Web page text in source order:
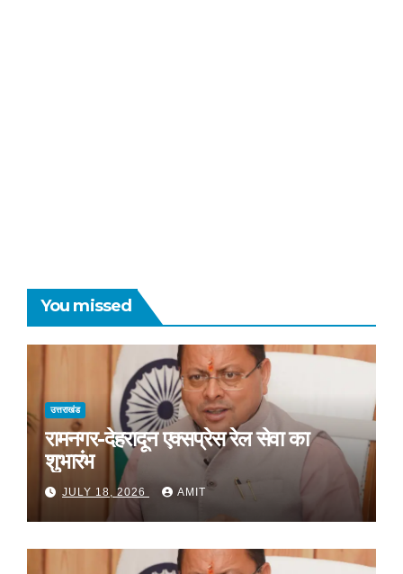
You missed
उत्तराखंड
रामनगर-देहरादून एक्सप्रेस रेल सेवा का
शुभारंभ
JULY 18, 2026 AMIT